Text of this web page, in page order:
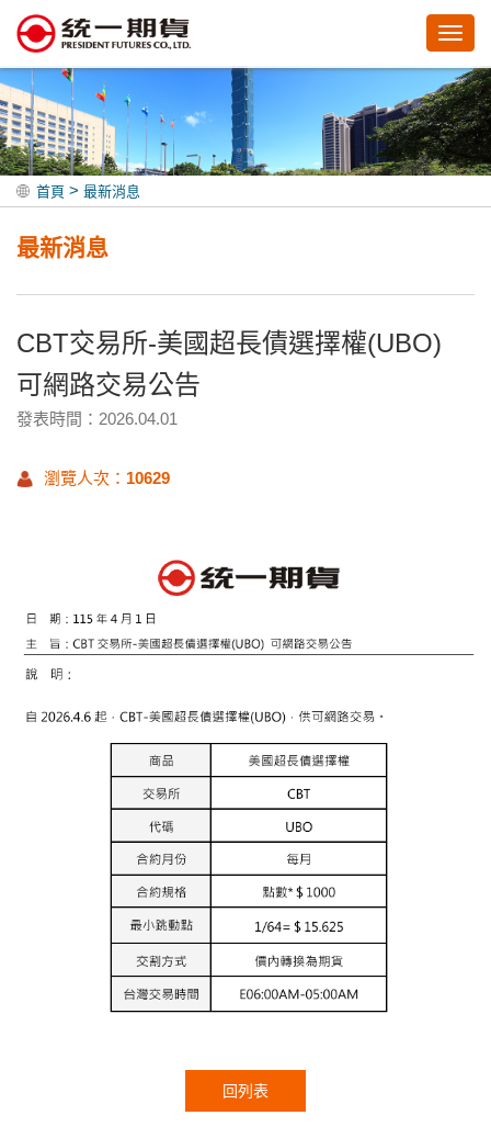
首頁 > 最新消息
最新消息
CBT交易所-美國超長債選擇權(UBO)
可網路交易公告
發表時間：2026.04.01
瀏覽人次： 10629
回列表